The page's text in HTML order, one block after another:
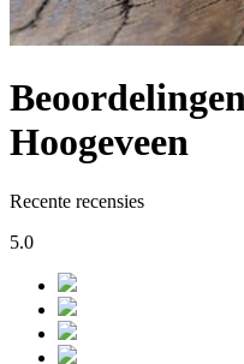
Hoogeveen
Recente recensies
5.0